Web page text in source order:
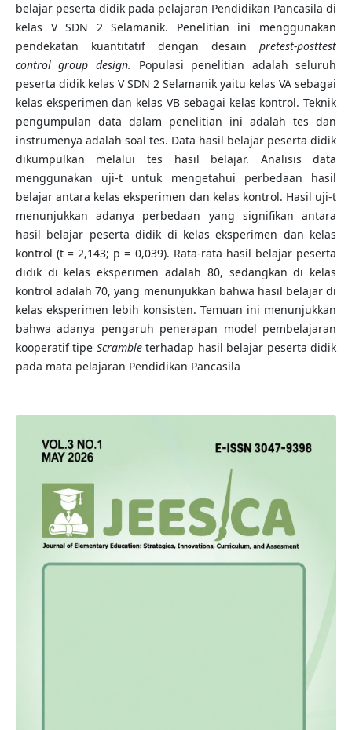
belajar peserta didik pada pelajaran Pendidikan Pancasila di
kelas V SDN 2 Selamanik. Penelitian ini menggunakan
pendekatan kuantitatif dengan desainpretest-posttest
control group design. Populasi penelitian adalah seluruh
peserta didik kelas V SDN 2 Selamanik yaitu kelas VA sebagai
kelas eksperimen dan kelas VB sebagai kelas kontrol. Teknik
pengumpulan data dalam penelitian ini adalah tes dan
instrumenya adalah soal tes. Data hasil belajar peserta didik
dikumpulkan melalui tes hasil belajar. Analisis data
menggunakan uji-t untuk mengetahui perbedaan hasil
belajar antara kelas eksperimen dan kelas kontrol. Hasil uji-t
menunjukkan adanya perbedaan yang signifikan antara
hasil belajar peserta didik di kelas eksperimen dan kelas
kontrol (t = 2,143; p = 0,039). Rata-rata hasil belajar peserta
didik di kelas eksperimen adalah 80, sedangkan di kelas
kontrol adalah 70, yang menunjukkan bahwa hasil belajar di
kelas eksperimen lebih konsisten. Temuan ini menunjukkan
bahwa adanya pengaruh penerapan model pembelajaran
kooperatif tipe Scrambleterhadap hasil belajar peserta didik
pada mata pelajaran Pendidikan Pancasila